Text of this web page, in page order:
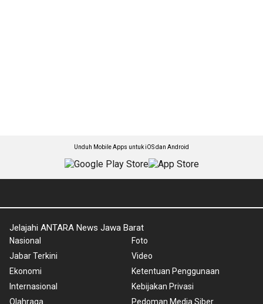
Unduh Mobile Apps untuk iOS dan Android
Jelajahi ANTARA News Jawa Barat
Nasional
Jabar Terkini
Ekonomi
Internasional
Olahraga
Foto
Video
Ketentuan Penggunaan
Kebijakan Privasi
Pedoman Media Siber